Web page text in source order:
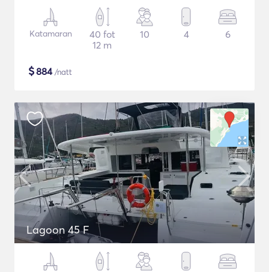
Katamaran
40 fot
12 m
10 4 6
$884/natt
Lagoon 45 F